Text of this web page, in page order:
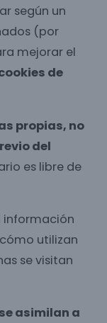
según un
(por
mejorar el
de
propias, no
del
es libre de
información
utilizan
se visitan
asimilan a